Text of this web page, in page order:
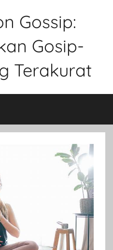
Gossip:
Gosip-
Terakurat